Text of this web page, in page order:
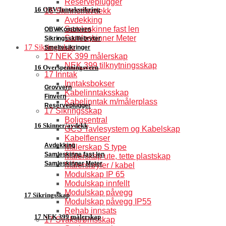
16 OBV/Inntakssikring
OBV/Kombivern
Sikringsskillebryter
Smeltesikringer
16 Overspenningsvern
Grovvern
Finvern
Reserveplugger
16 Skinner/avdekk
Avdekking
Samleskinne fast len
Samleskinner Meter
17 Sikringsskap
17 NEK 399 målerskap
Reserveplugger
16 Skinner/avdekk
Avdekking
Samleskinne fast len
Samleskinner Meter
17 Sikringsskap
17 NEK 399 målerskap
NEK 399 tilknytningsskap
17 Inntak
Inntaksbokser
Kabelinntaksskap
Kabelinntak m/målerplass
17 Sikringsskap
Boligsentral
GCS Tavlesystem og Kabelskap
Kabelflenser
Målerskap S type
Målerskap ute, tette plastskap
Målersløyfer / kabel
Modulskap IP 65
Modulskap innfellt
Modulskap påvegg
Modulskap påvegg IP55
Rehab innsats
17 Svakstrømsskap